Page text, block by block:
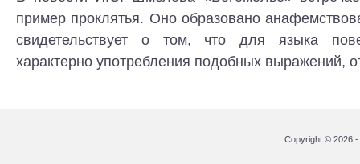
пример проклятья. Оно образовано
свидетельствует о том, что для языка
характерно употребления подобных выражений,
Copyright © 2026 -